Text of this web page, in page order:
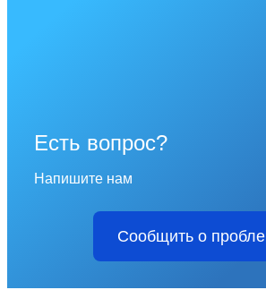
Есть вопрос?
Напишите нам
Сообщить о